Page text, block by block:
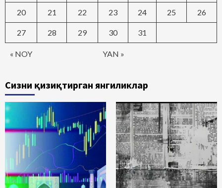
« NOY YAN »
20 21 22 23 24 25 26
27 28 29 30 31
Сизни қизиқтирган янгиликлар